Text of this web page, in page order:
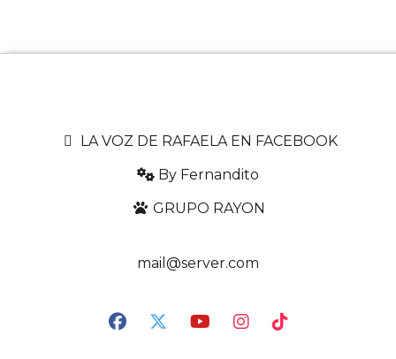
LA VOZ DE RAFAELA EN FACEBOOK
By Fernandito
GRUPO RAYON
mail@server.com